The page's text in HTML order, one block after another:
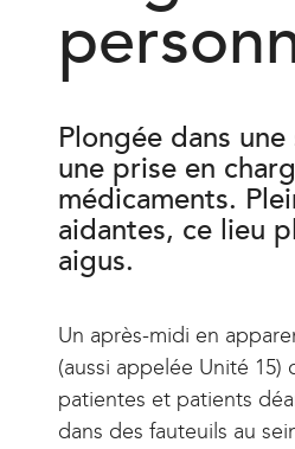
Plongée dans
une prise en
médicaments.
aidantes, ce lieu
aigus.
Un après-midi en
(aussi appelée Unité 15)
patientes et patients
dans des fauteuils au